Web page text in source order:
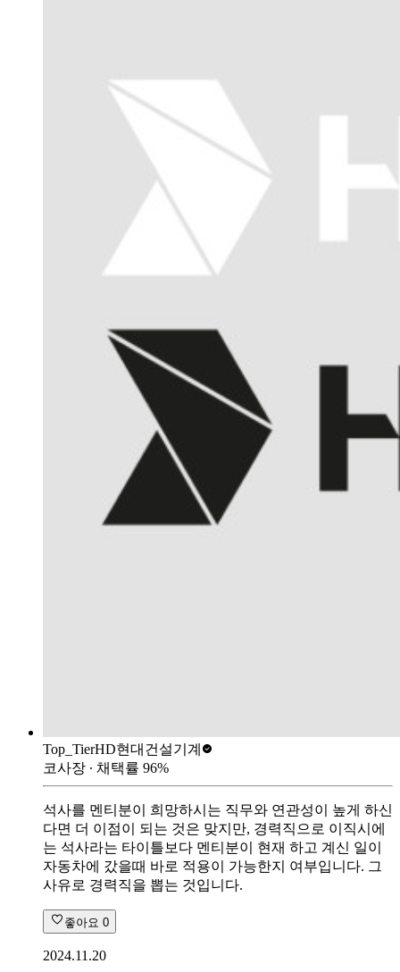
Top_TierHD현대건설기계
코사장 ∙ 채택률 96%
석사를 멘티분이 희망하시는 직무와 연관성이 높게 하신
다면 더 이점이 되는 것은 맞지만, 경력직으로 이직시에
는 석사라는 타이틀보다 멘티분이 현재 하고 계신 일이
자동차에 갔을때 바로 적용이 가능한지 여부입니다. 그
사유로 경력직을 뽑는 것입니다.
좋아요 0
2024.11.20